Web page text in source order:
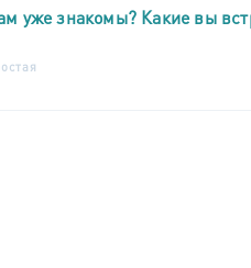
уже знакомы? Какие вы